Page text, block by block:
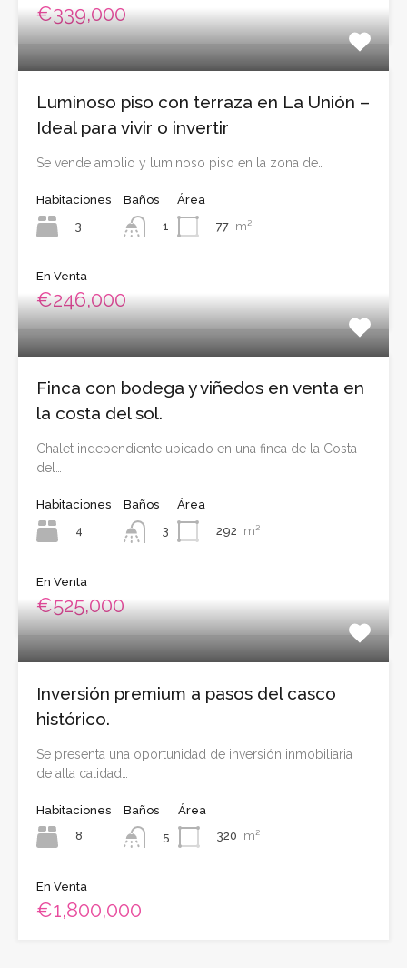
€339,000
Luminoso piso con terraza en La Unión –
Ideal para vivir o invertir
Se vende amplio y luminoso piso en la zona de…
Habitaciones
3
Baños
1
Área
77 m²
En Venta
€246,000
Finca con bodega y viñedos en venta en
la costa del sol.
Chalet independiente ubicado en una finca de la Costa
del…
Habitaciones
4
Baños
3
Área
292 m²
En Venta
€525,000
Inversión premium a pasos del casco
histórico.
Se presenta una oportunidad de inversión inmobiliaria
de alta calidad…
Habitaciones
8
Baños
5
Área
320 m²
En Venta
€1,800,000